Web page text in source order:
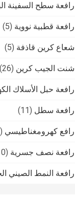
رافعة سطح السفينة
رافعة قطبية نووية (5)
شعاع كرين قاذفة (5)
شنت الجيب كرين (26)
رافعة حبل الأسلاك
رافعة سطل (11)
رافع كهرومغناطيسي (11)
رافعة نصف جسرية (10)
رافعة النمط الصيني